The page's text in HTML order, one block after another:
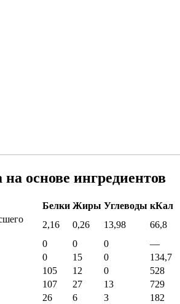
основе ингредиентов
Белки Жиры Углеводы кКал
2,16 0,26 13,98
66,8
0 0 0
—
0 15 0
134,7
105 12 0
528
107 27 13
729
26 6 3
182